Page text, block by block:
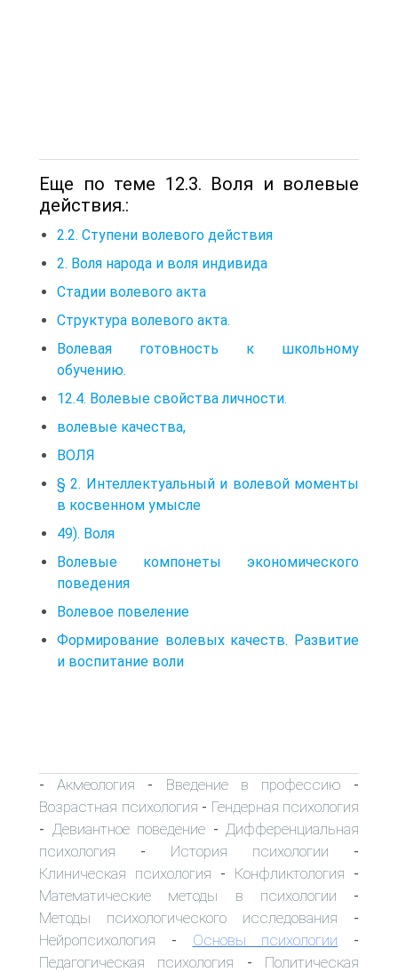
Еще по теме 12.3. Воля и волевые
действия.:
2.2. Ступени волевого действия
2. Воля народа и воля индивида
Стадии волевого акта
Структура волевого акта.
Волевая готовность к школьному
обучению.
12.4. Волевые свойства личности.
волевые качества,
ВОЛЯ
§ 2. Интеллектуальный и волевой моменты
в косвенном умысле
49). Воля
Волевые компонеты экономического
поведения
Волевое повеление
Формирование волевых качеств. Развитие
и воспитание воли
-Акмеология - Введение в профессию -
Возрастная психология - Гендерная психология
- Девиантное поведение - Дифференциальная
психология - История психологии -
Клиническая психология - Конфликтология -
Математические методы в психологии -
Методы психологического исследования -
Нейропсихология - Основы психологии -
Педагогическая психология - Политическая